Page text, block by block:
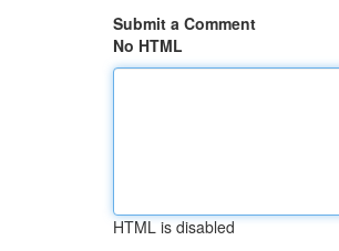
Submit a Comment
No HTML
HTML is disabled